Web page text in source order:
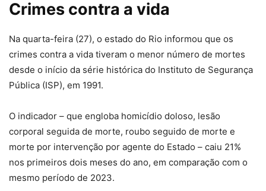
Crimes contra a vida
Na quarta-feira (27), o estado do Rio informou que os
crimes contra a vida tiveram o menor número de mortes
desde o início da série histórica do Instituto de Segurança
Pública (ISP), em 1991.
O indicador – que engloba homicídio doloso, lesão
corporal seguida de morte, roubo seguido de morte e
morte por intervenção por agente do Estado – caiu 21%
nos primeiros dois meses do ano, em comparação com o
mesmo período de 2023.